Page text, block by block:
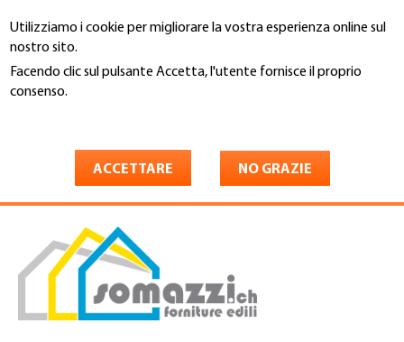
Utilizziamo i cookie per migliorare la vostra esperienza online sul
nostro sito.
Facendo clic sul pulsante Accetta, l'utente fornisce il proprio
consenso.
ACCETTARE NO GRAZIE
al
contenuto
principale
You
Costruzione SA